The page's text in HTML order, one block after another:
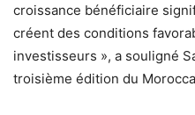
croissance bénéficiaire
créent des conditions
investisseurs », a souligné
troisième édition du